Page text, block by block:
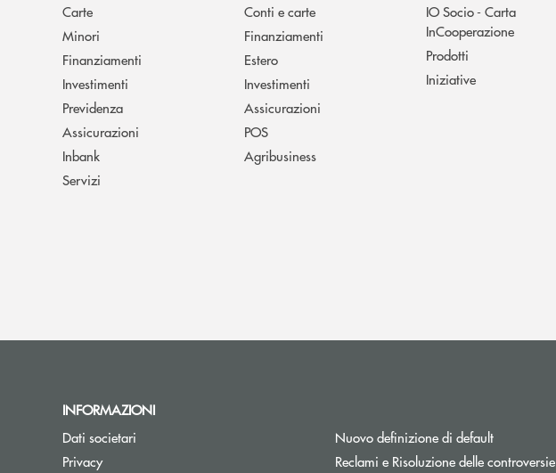
Carte
Minori
Finanziamenti
Investimenti
Previdenza
Assicurazioni
Inbank
Servizi
Conti e carte
Finanziamenti
Estero
Investimenti
Assicurazioni
POS
Agribusiness
IO Socio - Carta
InCooperazione
Prodotti
Iniziative
INFORMAZIONI
Dati societari
Privacy
Nuovo definizione di default
Reclami e Risoluzione delle controversie